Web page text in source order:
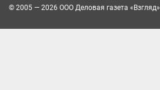
© 2005 — 2026 ООО Деловая газета «Взгляд»